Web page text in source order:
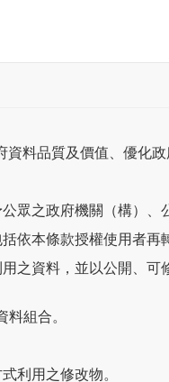
料品質及價值、優化政
之政府機關（構）、
依本條款授權使用者再
之資料，並以公開、可
組合。
利用之修改物。